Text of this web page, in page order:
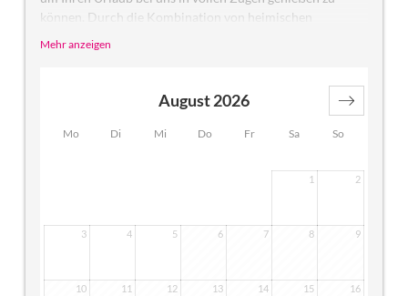
können. Durch die Kombination von heimischen
Ambiente, in dem Sie sich von Beginn an wohl fühlen
und großzügigen Wohnbereich, kombiniert mit einem
Schlafbereich. Über eine Verbindungstür gelangen Sie in
ein separates Doppelzimmer, das gerne als Kinderzimmer
Mehr anzeigen
Mo Di Mi Do Fr Sa So
August 2026
1 2
3 4 5 6 7 8 9
10 11 12 13 14 15 16